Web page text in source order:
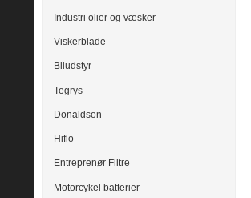
Industri olier og væsker
Viskerblade
Biludstyr
Tegrys
Donaldson
Hiflo
Entreprenør Filtre
Motorcykel batterier